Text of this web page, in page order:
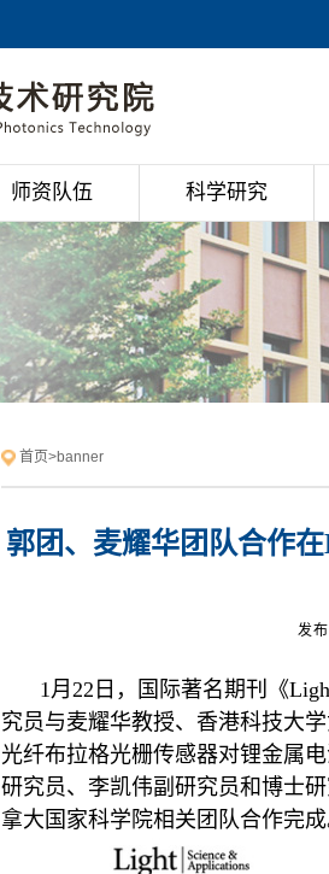
师资队伍 科学研究
首页>banner
郭团、麦耀华团队合作
发
1月22 日，国际著名期刊《
究员与麦耀华教授、香港科技大
光纤布拉格光栅传感器对锂金属
研究员、李凯伟副研究员和博士
拿大国家科学院相关团队合作完成